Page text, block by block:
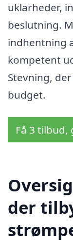
uklarheder,
beslutning.
indhentning
kompetent
Stevning,
budget.
Få 3
der